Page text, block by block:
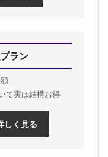
ラン
て実は結構お得
しく見る